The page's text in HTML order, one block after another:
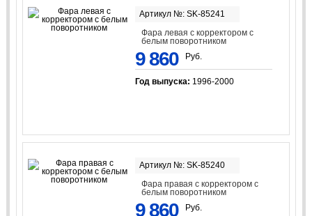
Артикул №: SK-85241
Фара левая с корректором с
белым поворотником
9 860 Руб.
Год выпуска: 1996-2000
Артикул №: SK-85240
Фара правая с корректором с
белым поворотником
9 860 Руб.